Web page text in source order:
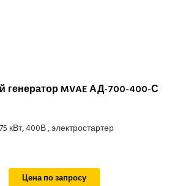
генератор MVAE АД-700-400-С
кВт, 400В , электростартер
Цена по запросу